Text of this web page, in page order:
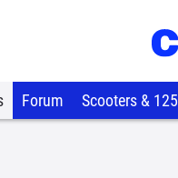
Forum Scooters & 125